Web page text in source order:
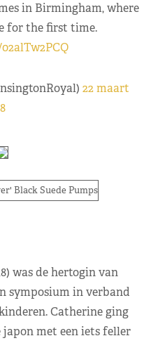
in Birmingham, where
for the first time.
22 maart
was de hertogin van
symposium in verband
Catherine ging
japon met een iets feller